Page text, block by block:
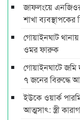
জাফলংয়ে
শাখা ব্যবস্থাপকের
গোয়াইনঘাট থানায়
ওমর ফারুক
গোয়াইনঘাটে জমি
৭ জনের বিরুদ্ধে
ইউকে ওয়ার্ক
আত্মসাৎ: স্ত্রী